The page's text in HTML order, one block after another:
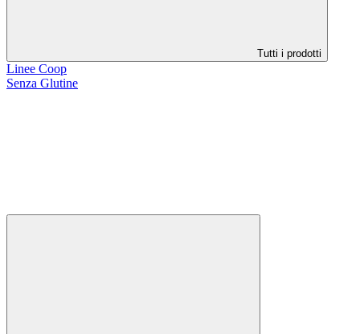
Tutti i prodotti
Linee Coop
Senza Glutine